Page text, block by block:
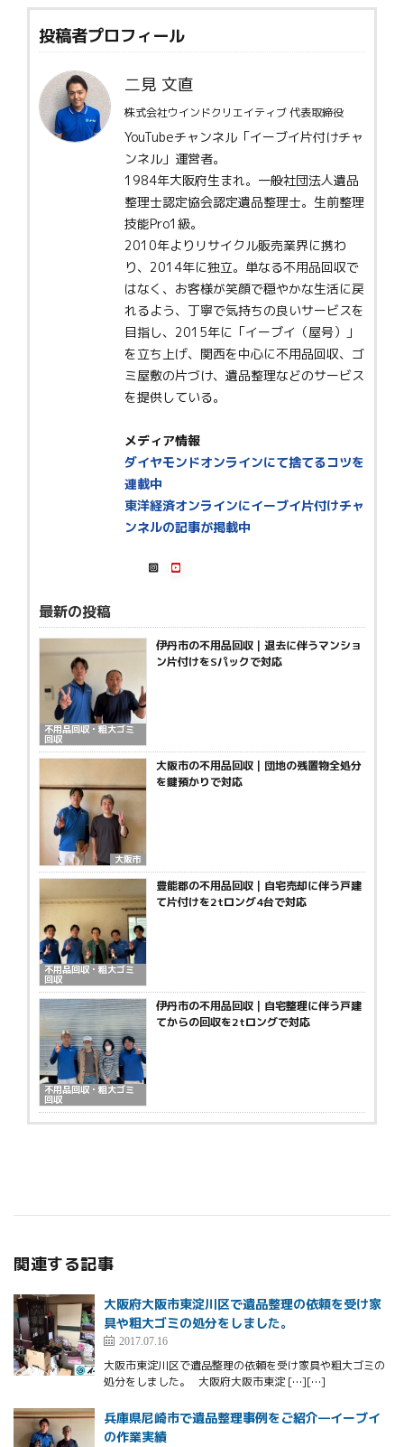
投稿者プロフィール
二見 文直
株式会社ウインドクリエイティブ 代表取締役
YouTubeチャンネル「イーブイ片付けチャ
ンネル」運営者。
1984年大阪府生まれ。一般社団法人遺品
整理士認定協会認定遺品整理士。生前整理
技能Pro1級。
2010年よりリサイクル販売業界に携わ
り、2014年に独立。単なる不用品回収で
はなく、お客様が笑顔で穏やかな生活に戻
れるよう、丁寧で気持ちの良いサービスを
目指し、2015年に「イーブイ（屋号）」
を立ち上げ、関西を中心に不用品回収、ゴ
ミ屋敷の片づけ、遺品整理などのサービス
を提供している。
メディア情報
ダイヤモンドオンラインにて捨てるコツを
連載中
東洋経済オンラインにイーブイ片付けチャ
ンネルの記事が掲載中
最新の投稿
不用品回収・粗大ゴミ
回収
伊丹市の不用品回収｜退去に伴うマンショ
ン片付けをSパックで対応
大阪市
大阪市の不用品回収｜団地の残置物全処分
を鍵預かりで対応
不用品回収・粗大ゴミ
回収
豊能郡の不用品回収｜自宅売却に伴う戸建
て片付けを2tロング4台で対応
不用品回収・粗大ゴミ
回収
伊丹市の不用品回収｜自宅整理に伴う戸建
てからの回収を2tロングで対応
関連する記事
大阪府大阪市東淀川区で遺品整理の依頼を受け家
具や粗大ゴミの処分をしました。
2017.07.16
大阪市東淀川区で遺品整理の依頼を受け家具や粗大ゴミの
処分をしました。 大阪府大阪市東淀 […][…]
兵庫県尼崎市で遺品整理事例をご紹介—イーブイ
の作業実績